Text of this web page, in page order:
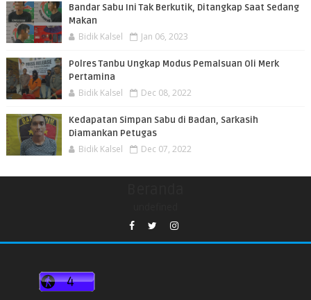
Bandar Sabu Ini Tak Berkutik, Ditangkap Saat Sedang
Makan
Bidik Kalsel Jan 06, 2023
Polres Tanbu Ungkap Modus Pemalsuan Oli Merk
Pertamina
Bidik Kalsel Dec 08, 2022
Kedapatan Simpan Sabu di Badan, Sarkasih
Diamankan Petugas
Bidik Kalsel Dec 07, 2022